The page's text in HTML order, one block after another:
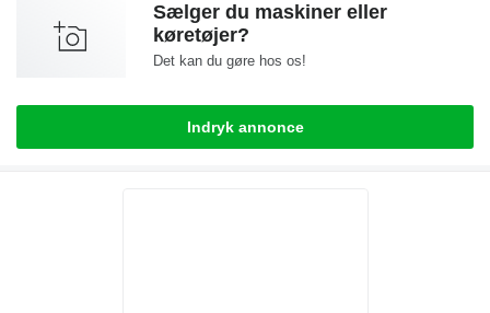
Sælger du maskiner eller
køretøjer?
Det kan du gøre hos os!
Indryk annonce